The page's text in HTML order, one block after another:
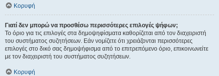
Κορυφή
Γιατί δεν μπορώ να προσθέσω περισσότερες επιλογές ψήφων;
Το όριο για τις επιλογές στα δημοψηφίσματα καθορίζεται από τον διαχειριστή
του συστήματος συζητήσεων. Εάν νομίζετε ότι χρειάζονται περισσότερες
επιλογές στο δικό σας δημοψήφισμα από το επιτρεπόμενο όριο, επικοινωνείτε
με τον διαχειριστή του συστήματος συζητήσεων.
Κορυφή